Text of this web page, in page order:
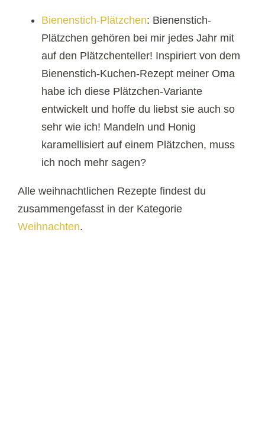
Bienenstich-Plätzchen: Bienenstich-
Plätzchen gehören bei mir jedes Jahr mit
auf den Plätzchenteller! Inspiriert von dem
Bienenstich-Kuchen-Rezept meiner Oma
habe ich diese Plätzchen-Variante
entwickelt und hoffe du liebst sie auch so
sehr wie ich! Mandeln und Honig
karamellisiert auf einem Plätzchen, muss
ich noch mehr sagen?
Alle weihnachtlichen Rezepte findest du
zusammengefasst in der Kategorie
Weihnachten.